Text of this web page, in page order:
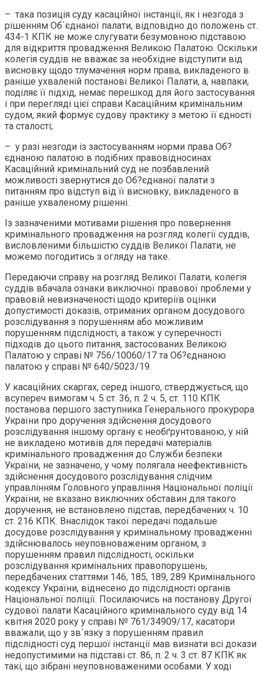
– така позиція суду касаційної інстанції, як і незгода з
рішенням Об`єднаної палати, відповідно до положень ст.
434-1 КПК не може слугувати безумовною підставою
для відкриття провадження Великою Палатою. Оскільки
колегія суддів не вважає за необхідне відступити від
висновку щодо тлумачення норм права, викладеного в
раніше ухваленій постанові Великої Палати, а, навпаки,
поділяє її підхід, немає перешкод для його застосування
і при перегляді цієї справи Касаційним кримінальним
судом, який формує судову практику з метою її єдності
та сталості;
– у разі незгоди із застосуванням норми права Об?
єднаною палатою в подібних правовідносинах
Касаційний кримінальний суд не позбавлений
можливості звернутися до Об?єднаної палати з
питанням про відступ від її висновку, викладеного в
раніше ухваленому рішенні.
Із зазначеними мотивами рішення про повернення
кримінального провадження на розгляд колегії суддів,
висловленими більшістю суддів Великої Палати, не
можемо погодитись з огляду на таке.
Передаючи справу на розгляд Великої Палати, колегія
суддів вбачала ознаки виключної правової проблеми у
правовій невизначеності щодо критеріїв оцінки
допустимості доказів, отриманих органом досудового
розслідування з порушенням або можливим
порушенням підслідності, а також у суперечності
підходів до цього питання, застосованих Великою
Палатою у справі № 756/10060/17 та Об?єднаною
палатою у справі № 640/5023/19.
У касаційних скаргах, серед іншого, стверджується, що
всупереч вимогам ч. 5 ст. 36, п. 2 ч. 5, ст. 110 КПК
постанова першого заступника Генерального прокурора
України про доручення здійснення досудового
розслідування іншому органу є необґрунтованою, у ній
не викладено мотивів для передачі матеріалів
кримінального провадження до Служби безпеки
України, не зазначено, у чому полягала неефективність
здійснення досудового розслідування слідчим
управлінням Головного управління Національної поліції
України, не вказано виключних обставин для такого
доручення, не встановлено підстав, передбачених ч. 10
ст. 216 КПК. Внаслідок такої передачі подальше
досудове розслідування у кримінальному провадженні
здійснювалось неуповноваженим органом, з
порушенням правил підслідності, оскільки
розслідування кримінальних правопорушень,
передбачених статтями 146, 185, 189, 289 Кримінального
кодексу України, віднесено до підслідності органів
Національної поліції. Посилаючись на постанову Другої
судової палати Касаційного кримінального суду від 14
квітня 2020 року у справі № 761/34909/17, касатори
вважали, що у зв`язку з порушенням правил
підслідності суд першої інстанції мав визнати всі докази
недопустимими на підставі ст. 86, п. 2 ч. 3 ст. 87 КПК як
такі, що зібрані неуповноваженими особами. У ході